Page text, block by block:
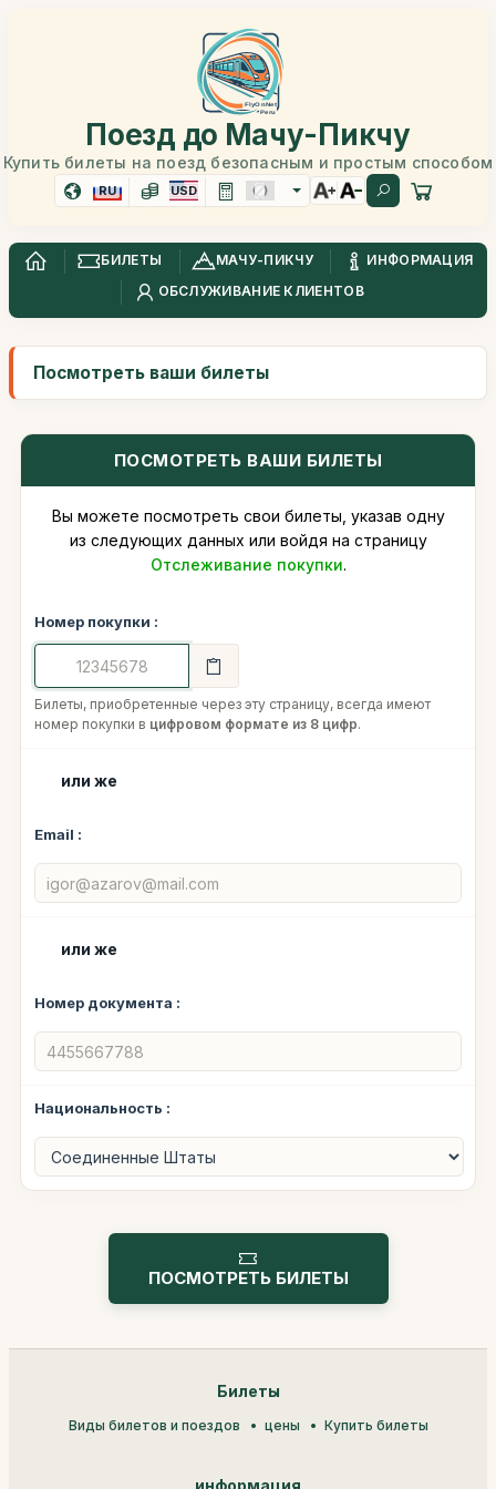
Поезд до Мачу-Пикчу
Купить билеты на поезд безопасным и простым способом
RU USD
БИЛЕТЫ МАЧУ-ПИКЧУ
ИНФОРМАЦИЯ
ОБСЛУЖИВАНИЕ КЛИЕНТОВ
Посмотреть ваши билеты
ПОСМОТРЕТЬ ВАШИ БИЛЕТЫ
Вы можете посмотреть свои билеты, указав одну
из следующих данных или войдя на страницу
Отслеживание покупки.
Номер покупки :
Билеты, приобретенные через эту страницу, всегда имеют
номер покупки в цифровом формате из 8 цифр.
или же
Email :
или же
Номер документа :
Национальность :
ПОСМОТРЕТЬ БИЛЕТЫ
Билеты
Виды билетов и поездов цены Купить билеты